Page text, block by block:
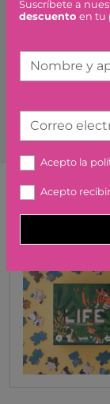
Artículos
Suscríbete a
descuento en tu
Nombre y
Correo
Acepto la
Acepto